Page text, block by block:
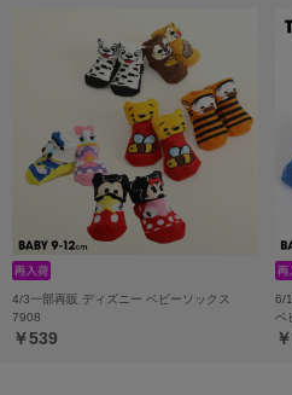
4/3一部再販 ディズニー ベビーソックス
7908
￥539
6/
ベ